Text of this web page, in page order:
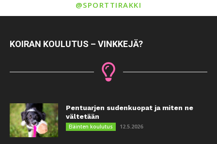
@SPORTTIRAKKI
KOIRAN KOULUTUS – VINKKEJÄ?
Pentuarjen sudenkuopat ja miten ne
vältetään
Eläinten koulutus 12.5.2026